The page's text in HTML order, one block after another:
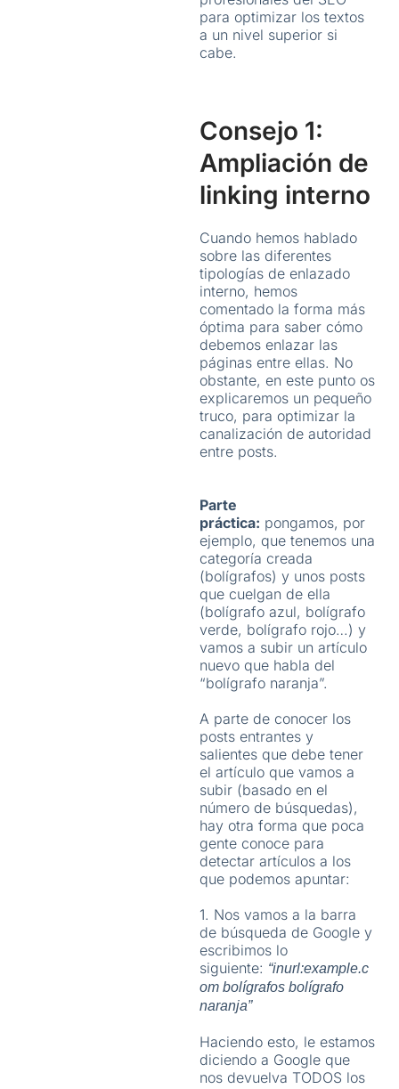
para optimizar los textos
a un nivel superior si
cabe.
Consejo 1:
Ampliación de
linking interno
Cuando hemos hablado
sobre las diferentes
tipologías de enlazado
interno, hemos
comentado la forma más
óptima para saber cómo
debemos enlazar las
páginas entre ellas. No
obstante, en este punto os
explicaremos un pequeño
truco, para optimizar la
canalización de autoridad
entre posts.
Parte
práctica: pongamos, por
ejemplo, que tenemos una
categoría creada
(bolígrafos) y unos posts
que cuelgan de ella
(bolígrafo azul, bolígrafo
verde, bolígrafo rojo…) y
vamos a subir un artículo
nuevo que habla del
“bolígrafo naranja”.
A parte de conocer los
posts entrantes y
salientes que debe tener
el artículo que vamos a
subir (basado en el
número de búsquedas),
hay otra forma que poca
gente conoce para
detectar artículos a los
que podemos apuntar:
1. Nos vamos a la barra
de búsqueda de Google y
escribimos lo
siguiente: “inurl:example.c
om bolígrafos bolígrafo
naranja”
Haciendo esto, le estamos
diciendo a Google que
nos devuelva TODOS los